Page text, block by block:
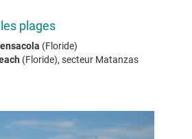
plages
(Floride)
(Floride), secteur Matanzas